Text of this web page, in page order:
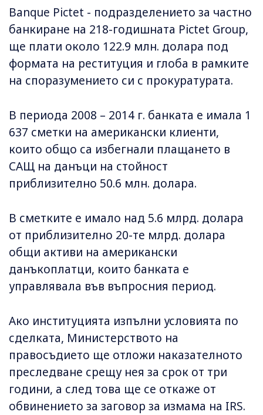
Banque Pictet - подразделението за частно
банкиране на 218-годишната Pictet Group,
ще плати около 122.9 млн. долара под
формата на реституция и глоба в рамките
на споразумението си с прокуратурата.
В периода 2008 – 2014 г. банката е имала 1
637 сметки на американски клиенти,
които общо са избегнали плащането в
САЩ на данъци на стойност
приблизително 50.6 млн. долара.
В сметките е имало над 5.6 млрд. долара
от приблизително 20-те млрд. долара
общи активи на американски
данъкоплатци, които банката е
управлявала във въпросния период.
Ако институцията изпълни условията по
сделката, Министерството на
правосъдието ще отложи наказателното
преследване срещу нея за срок от три
години, а след това ще се откаже от
обвинението за заговор за измама на IRS.